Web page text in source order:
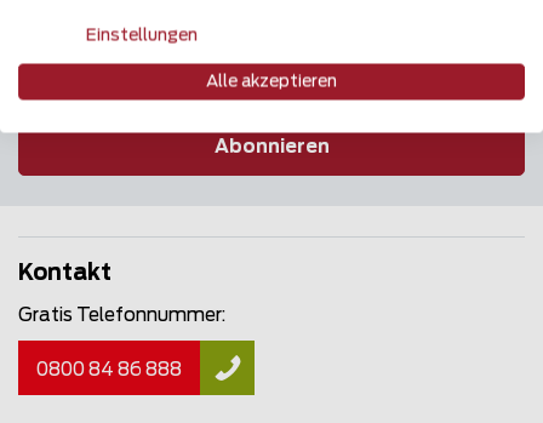
Abonnieren
Kontakt
Gratis Telefonnummer:
0800 84 86 888
Einstellungen
Alle akzeptieren